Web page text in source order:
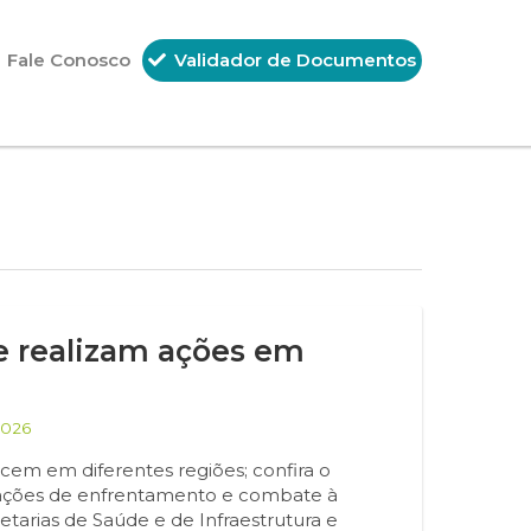
Fale Conosco Validador de Documentos
realizam ações em
em diferentes regiões; confira o
de enfrentamento e combate à
de Saúde e de Infraestrutura e